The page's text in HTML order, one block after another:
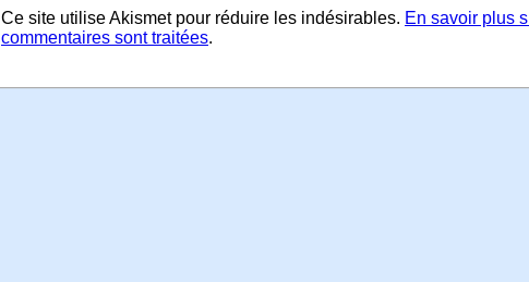
Ce site utilise Akismet pour réduire les indésirables. En savoir plus
commentaires sont traitées.